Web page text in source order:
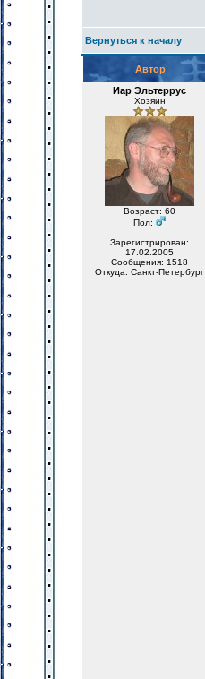
Вернуться к началу
Автор
Иар Эльтеррус
Хозяин
Возраст: 60
Пол:
Зарегистрирован:
17.02.2005
Сообщения: 1518
Откуда: Санкт-Петербург